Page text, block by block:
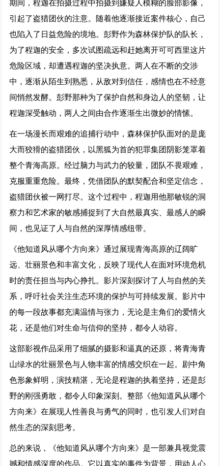
期间，程迦在拍摄过程中拍摄到嫌疑人模糊的脸部影像，
引起了盗猎团伙的注意。随着他逐渐接近案件核心，自己
也陷入了日益危险的境地。彭野作为森林保护队的队长，
为了程迦的安全，多次试图疏远和赶她离开可可西里这片
危险区域，却遭遇程迦的坚决执意。两人在不断的交涉
中，逐渐从陌生到熟悉，从敌对到信任，感情也在不经意
间悄然发酵。彭野那种为了保护自然和身边人的坚韧，让
程迦深受触动，两人之间由合作逐渐生出微妙的情愫。
在一场漫长而艰难的追捕行动中，森林保护队面对的是庞
大而狡猾的盗猎团伙，以黑狐为首的犯罪集团阴影笼罩着
整个青海高原。经过脑力与武力的较量，团队不畏艰难，
克服重重危险。最终，凭借团队的默契配合和坚定信念，
盗猎团伙被一网打尽。这个过程中，程迦用他那敏锐的洞
察力和艺术家的敏感捕捉到了大自然最真实、最感人的瞬
间，也见证了人与自然的深厚情感纽带。
《他知道风从哪个方向来》通过展现青海高原的辽阔旷
远、壮丽景色和丰富文化，反映了现代人在面对环境危机
时的责任担当与内心挣扎。影片深刻探讨了人与自然的关
系，呼吁社会关注生态环境的保护与可持续发展。影片中
的每一段故事都充满温情与张力，无论是主角们的爱情火
花，还是他们对生命与信仰的坚持，都令人动容。
这部影视作品采用了细腻的摄影和逼真的还原，将青海青
山绿水的壮丽景色与人物丰富的情感交织在一起。剧中角
色形象鲜明，演技精湛，无论是程迦的执着坚持，还是彭
野的刚强勇敢，都令人印象深刻。整部《他知道风从哪个
方向来》在展现人性善良与勇气的同时，也引发人们对自
然生态的深刻思考。
总的来说，《他知道风从哪个方向来》是一部兼具视觉震
撼和情感深度的作品。它以真实的事件为背景，用动人心